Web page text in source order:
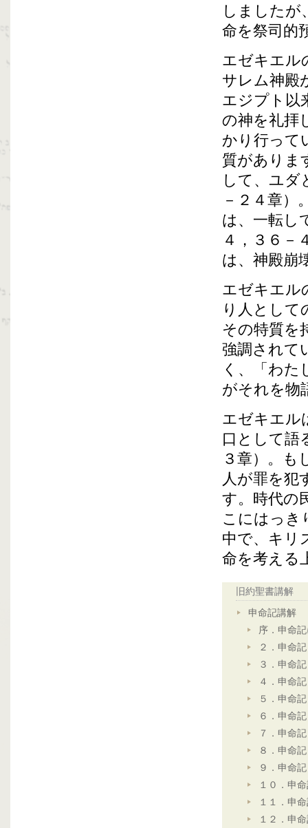
しましたが
命を祭司的
エゼキエル
サレム神殿
エジプト以
の神を礼拝
かり行って
質がありま
して、ユダ
－２４章）
は、一転し
４，３６－
は、神殿崩
エゼキエル
り人として
その特質を
強調されて
く、「わた
がそれを物
エゼキエル
口として語
３章）。も
人が罪を犯
す。時代の
こにはっき
中で、キリ
命を考える
旧約聖書講解
申命記講解
序．申命
２．申命
３．申命
４．申命
５．申命
６．申命
７．申命
８．申命
９．申命
１０．申
１１．申
１２．申